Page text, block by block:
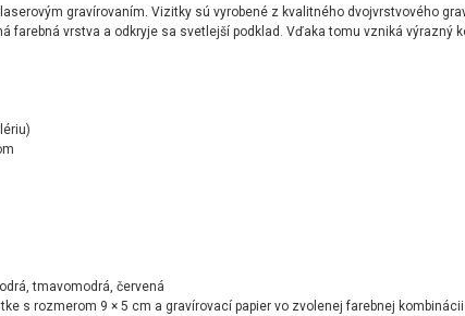
vašekontaktné údaje vrátane webovej
Samozrejmosťou je využite aj
logotypu
gravírovaním. Vizitky sú vyrobené z kvalitného dvojvrstvového
farebná vrstva a odkryje sa svetlejší podklad. Vďaka tomu vzniká výrazný
tmavomodrá, červená
s rozmerom 9 × 5 cm a gravírovací papier vo zvolenej farebnej kombinácii.